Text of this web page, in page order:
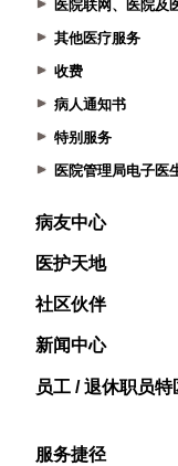
医院联网、医院及
其他医疗服务
收费
病人通知书
特别服务
医院管理局电子医
病友中心
医护天地
社区伙伴
新闻中心
员工 / 退休职员特
服务捷径